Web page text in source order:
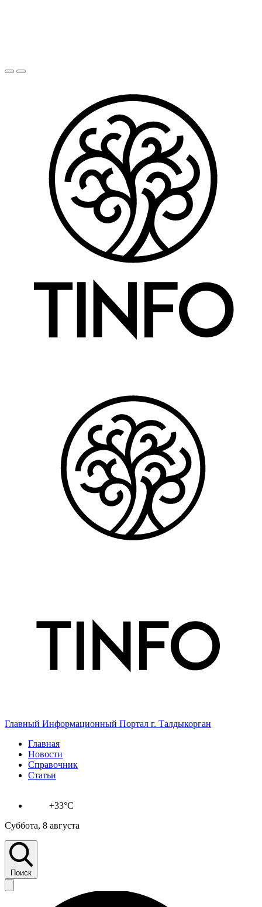
Главный Информационный Портал г. Талдыкорган
Главная
Новости
Справочник
Статьи
+33°C
Суббота, 8 августа
Поиск